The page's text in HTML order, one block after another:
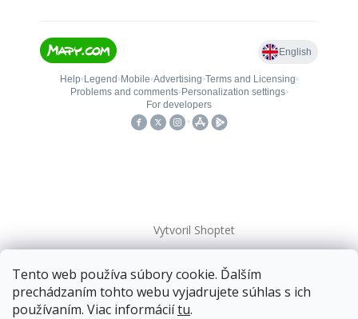
Tento web používa súbory cookie. Ďalším
prechádzaním tohto webu vyjadrujete súhlas s ich
používaním. Viac informáciítu.
Vytvoril Shoptet
Copyright 2026kovanieplus. Všetky práva vyhradené.